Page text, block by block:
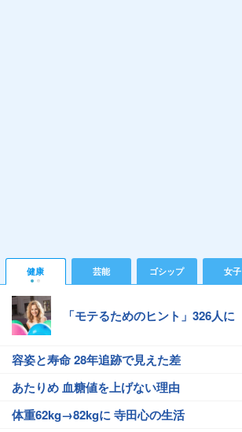
健康 芸能 ゴシップ 女子
「モテるためのヒント」326人に
容姿と寿命 28年追跡で見えた差
あたりめ 血糖値を上げない理由
体重62kg→82kgに 寺田心の生活